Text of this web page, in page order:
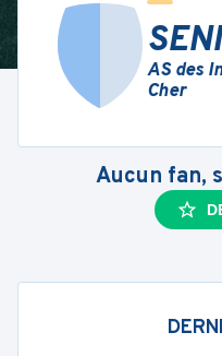
AS des
Cher
Aucun fan,